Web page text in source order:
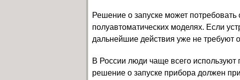
Решение о запуске может
полуавтоматических моделях. Если
дальнейшие действия уже не требуют
В России люди чаще всего используют
решение о запуске прибора должен